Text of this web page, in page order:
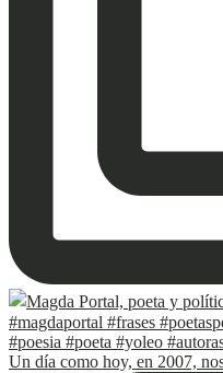
Un día como hoy, en 2007,